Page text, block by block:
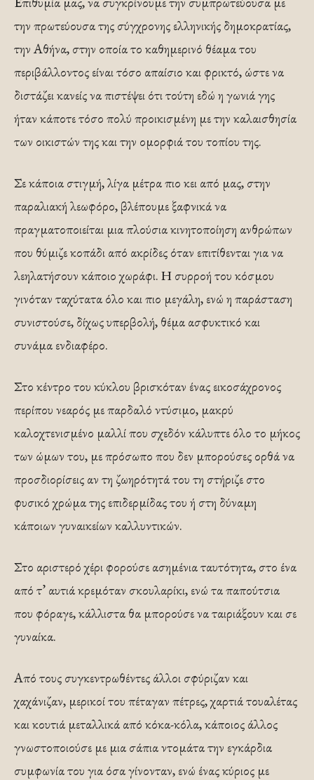
την πρωτεύουσα της σύγχρονης ελληνικής δημοκρατίας,
την Αθήνα, στην οποία το καθημερινό θέαμα του
περιβάλλοντος είναι τόσο απαίσιο και φρικτό, ώστε να
διστάζει κανείς να πιστέψει ότι τούτη εδώ η γωνιά γης
ήταν κάποτε τόσο πολύ προικισμένη με την καλαισθησία
των οικιστών της και την ομορφιά του τοπίου της.
Σε κάποια στιγμή, λίγα μέτρα πιο κει από μας, στην
παραλιακή λεωφόρο, βλέπουμε ξαφνικά να
πραγματοποιείται μια πλούσια κινητοποίηση ανθρώπων
που θύμιζε κοπάδι από ακρίδες όταν επιτίθενται για να
λεηλατήσουν κάποιο χωράφι. Η συρροή του κόσμου
γινόταν ταχύτατα όλο και πιο μεγάλη, ενώ η παράσταση
συνιστούσε, δίχως υπερβολή, θέμα ασφυκτικό και
συνάμα ενδιαφέρο.
Στο κέντρο του κύκλου βρισκόταν ένας εικοσάχρονος
περίπου νεαρός με παρδαλό ντύσιμο, μακρύ
καλοχτενισμένο μαλλί που σχεδόν κάλυπτε όλο το μήκος
των ώμων του, με πρόσωπο που δεν μπορούσες ορθά να
προσδιορίσεις αν τη ζωηρότητά του τη στήριζε στο
φυσικό χρώμα της επιδερμίδας του ή στη δύναμη
κάποιων γυναικείων καλλυντικών.
Στο αριστερό χέρι φορούσε ασημένια ταυτότητα, στο ένα
από τ’ αυτιά κρεμόταν σκουλαρίκι, ενώ τα παπούτσια
που φόραγε, κάλλιστα θα μπορούσε να ταιριάξουν και σε
γυναίκα.
Από τους συγκεντρωθέντες άλλοι σφύριζαν και
χαχάνιζαν, μερικοί του πέταγαν πέτρες, χαρτιά τουαλέτας
και κουτιά μεταλλικά από κόκα-κόλα, κάποιος άλλος
γνωστοποιούσε με μια σάπια ντομάτα την εγκάρδια
συμφωνία του για όσα γίνονταν, ενώ ένας κύριος με